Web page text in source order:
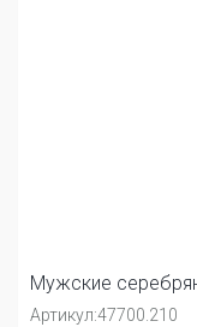
Мужские
Артикул:47700.210